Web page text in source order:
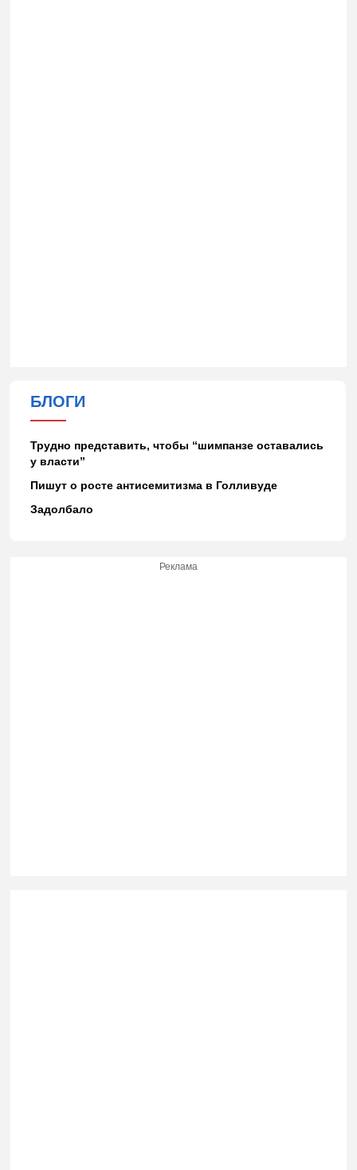
БЛОГИ
Трудно представить, чтобы “шимпанзе оставались
у власти”
Пишут о росте антисемитизма в Голливуде
Задолбало
Реклама